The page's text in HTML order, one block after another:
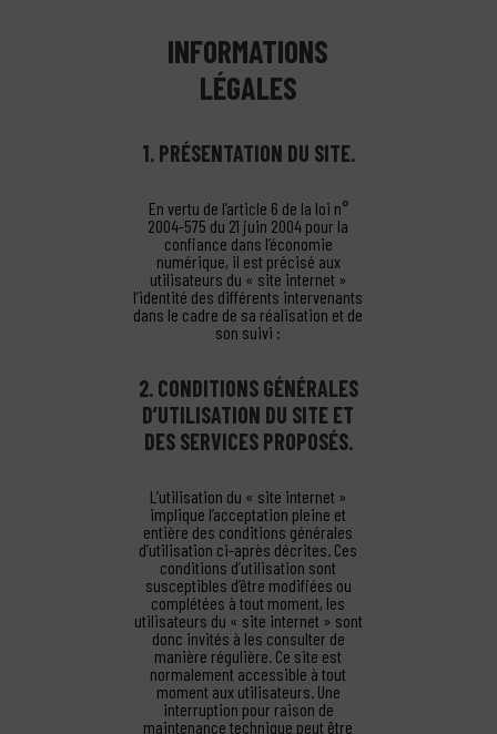
INFORMATIONS
LÉGALES
1. PRÉSENTATION DU SITE.
En vertu de l’article 6 de la loi n°
2004-575 du 21 juin 2004 pour la
confiance dans l’économie
numérique, il est précisé aux
utilisateurs du « site internet »
l’identité des différents intervenants
dans le cadre de sa réalisation et de
son suivi :
2. CONDITIONS GÉNÉRALES
D’UTILISATION DU SITE ET
DES SERVICES PROPOSÉS.
L’utilisation du « site internet »
implique l’acceptation pleine et
entière des conditions générales
d’utilisation ci-après décrites. Ces
conditions d’utilisation sont
susceptibles d’être modifiées ou
complétées à tout moment, les
utilisateurs du « site internet » sont
donc invités à les consulter de
manière régulière. Ce site est
normalement accessible à tout
moment aux utilisateurs. Une
interruption pour raison de
maintenance technique peut être